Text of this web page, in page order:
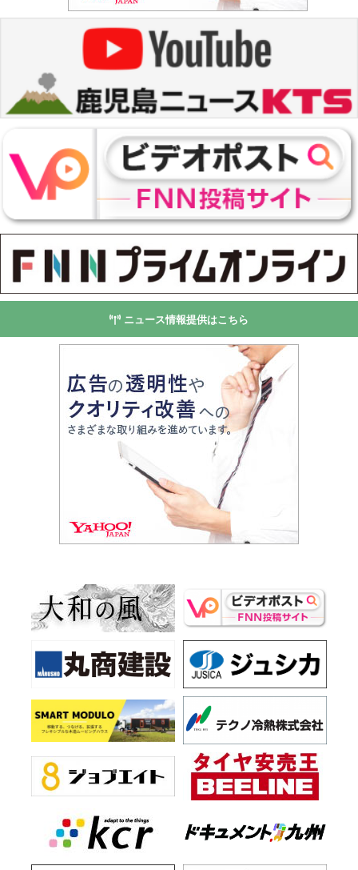
ニュース情報提供はこちら